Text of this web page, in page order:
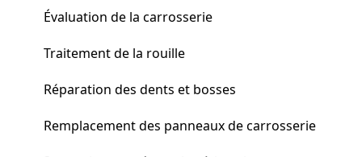
Évaluation de la carrosserie
Traitement de la rouille
Réparation des dents et bosses
Remplacement des panneaux de carrosserie